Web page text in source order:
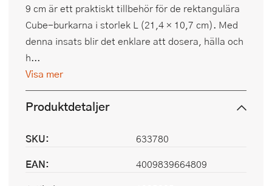
9 cm är ett praktiskt tillbehör för de rektangulära
Cube-burkarna i storlek L (21,4 × 10,7 cm). Med
denna insats blir det enklare att dosera, hälla och
h...
Visa mer
Produktdetaljer
SKU:
633780
EAN:
4009839664809